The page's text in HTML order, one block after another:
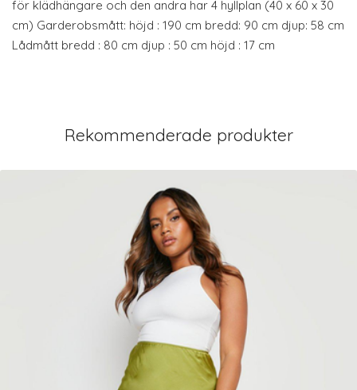
för klädhängare och den andra har 4 hyllplan (40 x 60 x 30
cm) Garderobsmått: höjd : 190 cm bredd: 90 cm djup: 58 cm
Lådmått bredd : 80 cm djup : 50 cm höjd : 17 cm
Rekommenderade produkter